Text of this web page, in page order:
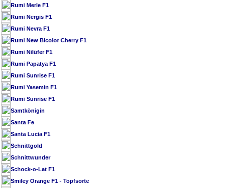
Rumi Merle F1
Rumi Nergis F1
Rumi Nevra F1
Rumi New Bicolor Cherry F1
Rumi Nilüfer F1
Rumi Papatya F1
Rumi Sunrise F1
Rumi Yasemin F1
Rumi Sunrise F1
Samtkönigin
Santa Fe
Santa Lucia F1
Schnittgold
Schnittwunder
Schock-o-Lat F1
Smiley Orange F1 - Topfsorte